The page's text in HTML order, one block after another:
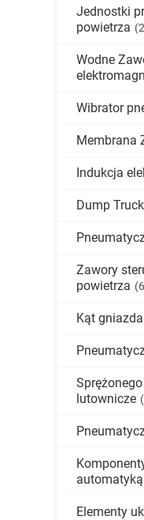
Jednostki
powietrza
Wodne
Wibrator
Membrana
Indukcja
Dump
Zawory
powietrza
Kąt
lutownicze
automatyką
Elementy